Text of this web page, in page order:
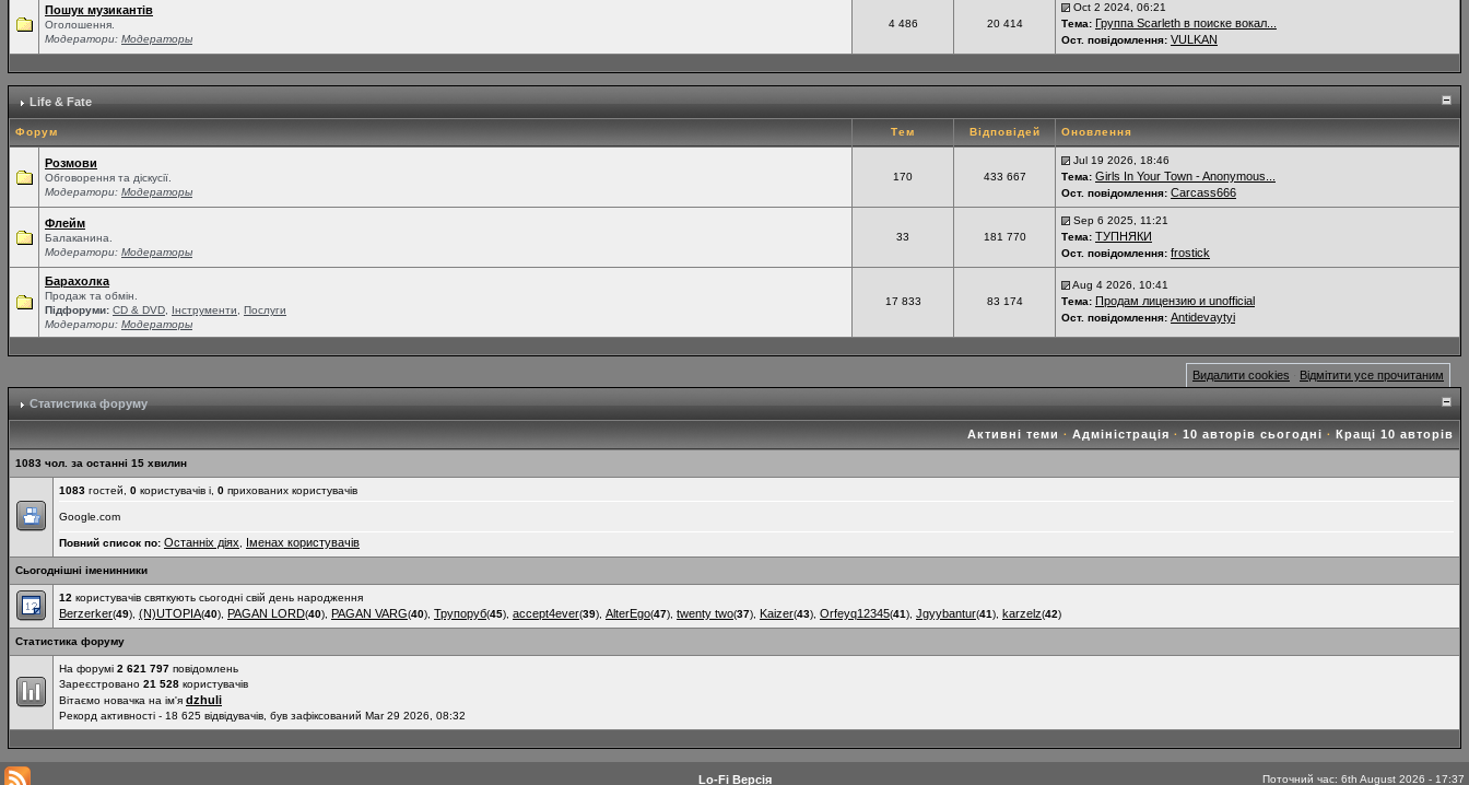
Пошук музикантів
Оголошення.
Модератори: Модераторы
4 486 20 414
Oct 2 2024, 06:21
Тема: Группа Scarleth в поиске вокал...
Ост. повідомлення: VULKAN
Life & Fate
Форум Тем Відповідей Оновлення
Розмови
Обговорення та діскусії.
Модератори: Модераторы
170 433 667
Jul 19 2026, 18:46
Тема: Girls In Your Town - Anonymous...
Ост. повідомлення: Carcass666
Флейм
Балаканина.
Модератори: Модераторы
33 181 770
Sep 6 2025, 11:21
Тема: ТУПНЯКИ
Ост. повідомлення: frostick
Барахолка
Продаж та обмін.
Підфоруми: СD & DVD Інструменти
Послуги
Модератори: Модераторы
17 833 83 174
Aug 4 2026, 10:41
Тема: Продам лицензию и unofficial
Ост. повідомлення: Antidevaytyi
Видалити cookies Відмітити усе прочитаним
Статистика форуму
Активні теми · Адміністрація · 10 авторів сьогодні · Кращі 10 авторів
1083 чол. за останні 15 хвилин
1083 гостей, 0 користувачів і, 0 прихованих користувачів
Google.com
Повний список по: Останніх діях Іменах користувачів
Сьогоднішні іменинники
12 користувачів святкують сьогодні свій день народження
Berzerker(49), (N)UTOPIA(40), PAGAN LORD(40), PAGAN VARG(40), Трупоруб(45), accept4ever(39), AlterEgo(47), twenty two(37), Kaizer(43), Orfeyq12345(41), Jgyybantur(41), karzelz(42)
Статистика форуму
На форумі 2 621 797 повідомлень
Зареєстровано 21 528 користувачів
Вітаємо новачка на ім'я dzhuli
Рекорд активності - 18 625 відвідувачів, був зафіксований Mar 29 2026, 08:32
Lo-Fi Версія Поточний час: 6th August 2026 - 17:37